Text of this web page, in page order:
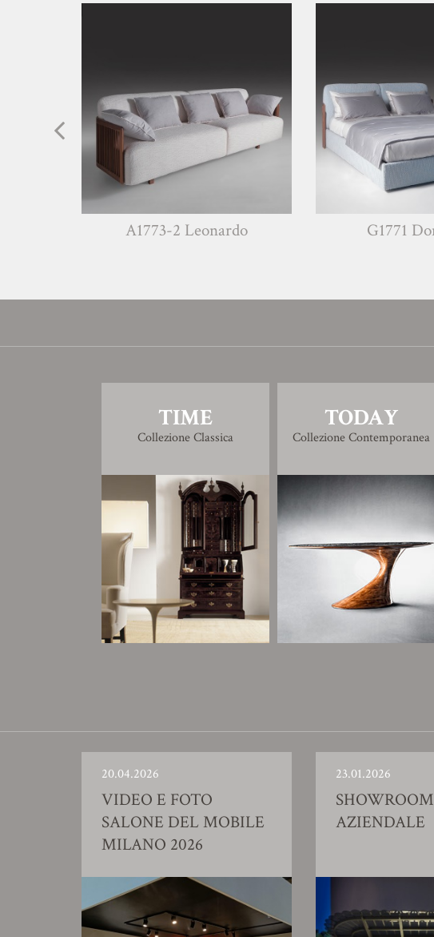
A1773-2 Leonardo G1771 Donatello
TIME
Collezione Classica
TODAY
Collezione Contemporanea
20.04.2026
VIDEO E FOTO
SALONE DEL MOBILE
MILANO 2026
23.01.2026
SHOWROOM
AZIENDALE